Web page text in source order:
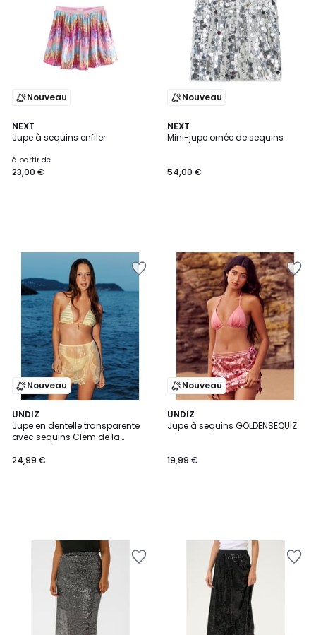
Nouveau
NEXT
Jupe à sequins enfiler
à partir de
23,00 €
Nouveau
NEXT
Mini-jupe ornée de sequins
54,00 €
Nouveau
UNDIZ
Jupe en dentelle transparente
avec sequins Clem de la
24,99 €
Nouveau
UNDIZ
Jupe à sequins GOLDENSEQUIZ
19,99 €